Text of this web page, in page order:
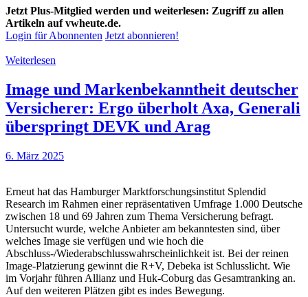
Jetzt Plus-Mitglied werden und weiterlesen: Zugriff zu allen
Artikeln auf vwheute.de.
Login für Abonnenten Jetzt abonnieren!
Weiterlesen
Image und Markenbekanntheit deutscher
Versicherer: Ergo überholt Axa, Generali
überspringt DEVK und Arag
6. März 2025
Erneut hat das Hamburger Marktforschungsinstitut Splendid
Research im Rahmen einer repräsentativen Umfrage 1.000 Deutsche
zwischen 18 und 69 Jahren zum Thema Versicherung befragt.
Untersucht wurde, welche Anbieter am bekanntesten sind, über
welches Image sie verfügen und wie hoch die
Abschluss-/Wiederabschlusswahrscheinlichkeit ist. Bei der reinen
Image-Platzierung gewinnt die R+V, Debeka ist Schlusslicht. Wie
im Vorjahr führen Allianz und Huk-Coburg das Gesamtranking an.
Auf den weiteren Plätzen gibt es indes Bewegung.